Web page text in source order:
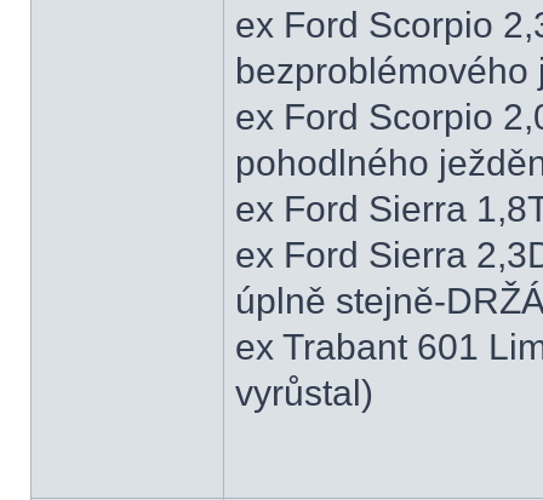
ex Ford Scorpio
ex Ford Scorpio
pohodlného
ex Ford Sierra
ex Ford Sierra
úplně stejně-
ex Trabant 601
vyrůstal)